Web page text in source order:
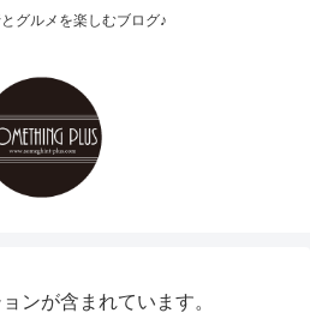
グルメを楽しむブログ♪
ンが含まれています。